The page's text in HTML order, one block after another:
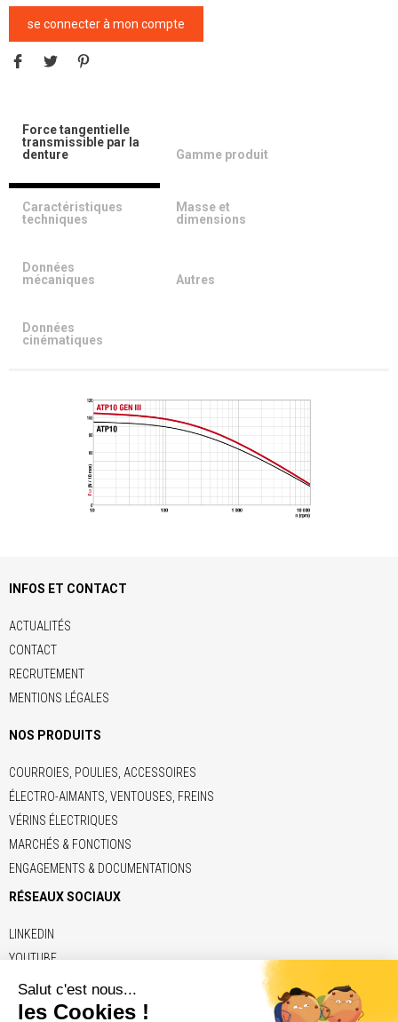
se connecter à mon compte
Force tangentielle
transmissible par la
denture
Gamme produit
Caractéristiques
techniques
Masse et
dimensions
Données
mécaniques
Autres
Données
cinématiques
INFOS ET CONTACT
ACTUALITÉS
CONTACT
RECRUTEMENT
MENTIONS LÉGALES
NOS PRODUITS
COURROIES, POULIES, ACCESSOIRES
ÉLECTRO-AIMANTS, VENTOUSES, FREINS
VÉRINS ÉLECTRIQUES
MARCHÉS & FONCTIONS
ENGAGEMENTS & DOCUMENTATIONS
RÉSEAUX SOCIAUX
LINKEDIN
YOUTUBE
LIENS